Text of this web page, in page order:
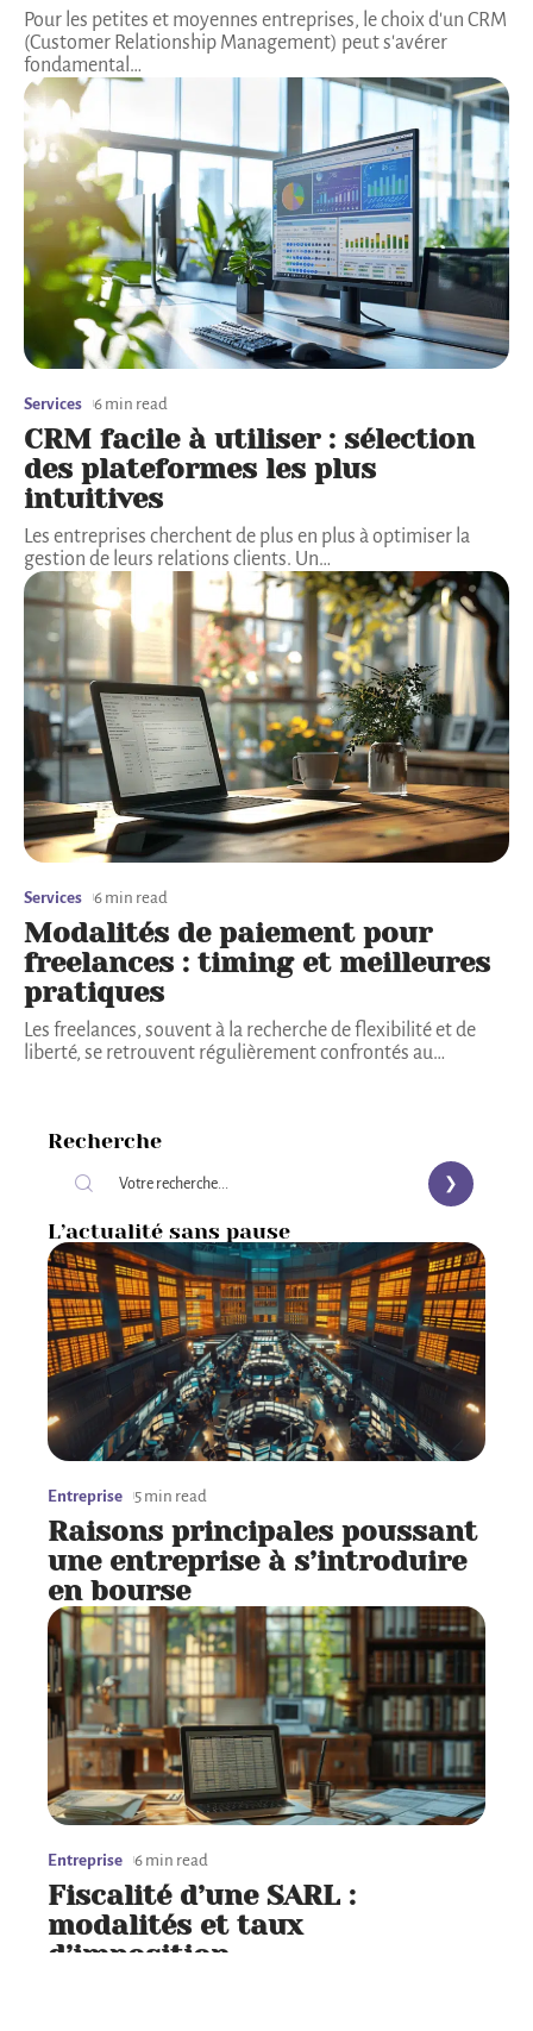
Pour les petites et moyennes entreprises, le choix d'un CRM
(Customer Relationship Management) peut s'avérer
fondamental …
Services 6 min read
CRM facile à utiliser : sélection
des plateformes les plus
intuitives
Les entreprises cherchent de plus en plus à optimiser la
gestion de leurs relations clients. Un…
Services 6 min read
Modalités de paiement pour
freelances : timing et meilleures
pratiques
Les freelances, souvent à la recherche de flexibilité et de
liberté, se retrouvent régulièrement confrontés au…
Recherche
L’actualité sans pause
Entreprise 5 min read
Raisons principales poussant
une entreprise à s’introduire
en bourse
Entreprise 6 min read
Fiscalité d’une SARL :
modalités et taux
d’imposition